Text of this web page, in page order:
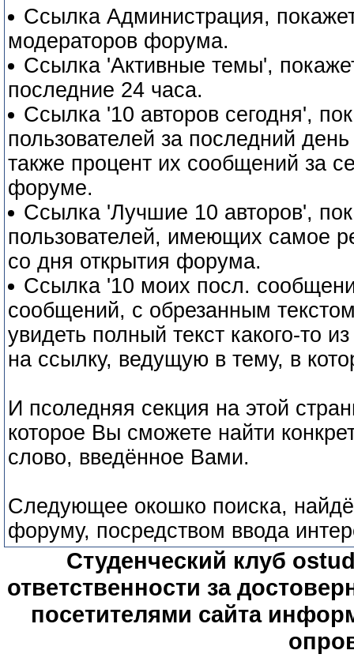
Ссылка Администрация,
модераторов форума.
Ссылка 'Активные темы',
последние 24 часа.
Ссылка '10 авторов сегодня',
пользователей за последний
также процент их сообщений за
форуме.
Ссылка 'Лучшие 10 авторов',
пользователей, имеющих самое
со дня открытия форума.
Ссылка '10 моих посл.
сообщений, с обрезанным
увидеть полный текст какого-то
на ссылку, ведущую в тему, в
И псоледняя секция на этой
которое Вы сможете найти
слово, введённое Вами.
Следующее окошко поиска,
форуму, посредством ввода
Студенческий клуб
ответственности за
посетителями сайта